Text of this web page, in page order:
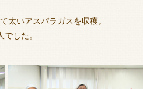
太いアスパラガスを収穫。
した。